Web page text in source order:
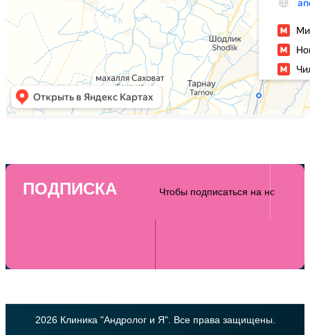
ПОДПИСКА
2026 Клиника "Андролог и Я". Все права защищены.